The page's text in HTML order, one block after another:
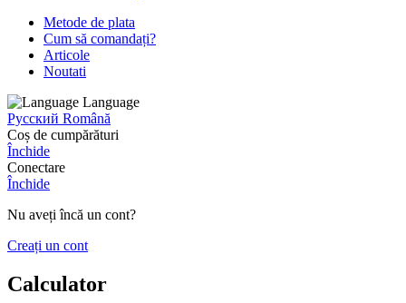
Metode de plata
Cum să comandați?
Articole
Noutati
Language
Русский Română
Coș de cumpărături
Închide
Conectare
Închide
Nu aveți încă un cont?
Creați un cont
Calculator